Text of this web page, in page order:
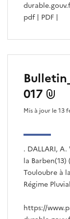
pdf | PDF |
017
. DALLARI, A.
la Barben(13)
Touloubre à
Régime
Mis à jour le 13
https://